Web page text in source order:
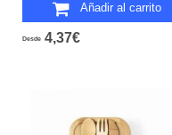
Añadir al carrito
Desde 4,37€